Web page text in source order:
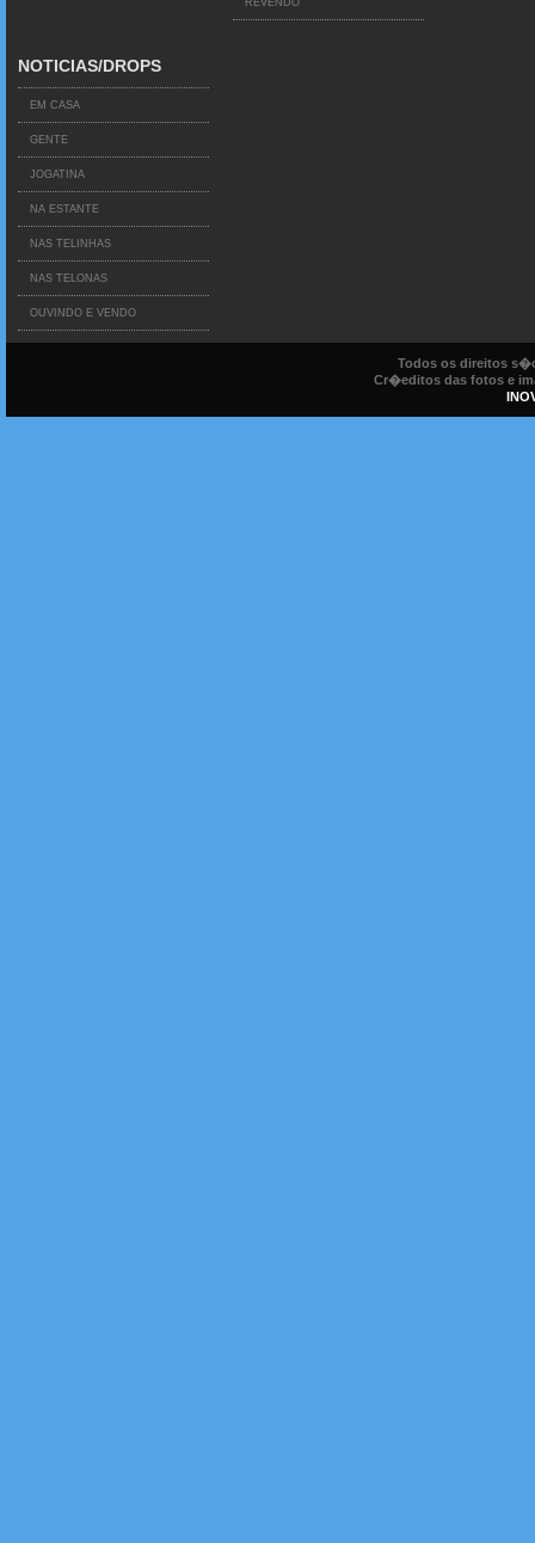
REVENDO
NOTICIAS/DROPS
EM CASA
GENTE
JOGATINA
NA ESTANTE
NAS TELINHAS
NAS TELONAS
OUVINDO E VENDO
Todos os direitos
Cr�editos das fotos e